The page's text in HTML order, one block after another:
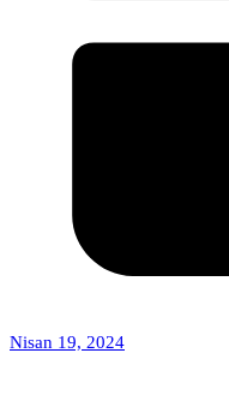
Nisan 19, 2024